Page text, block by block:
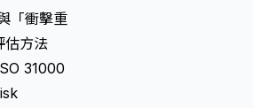
「衝擊重
估方法
31000